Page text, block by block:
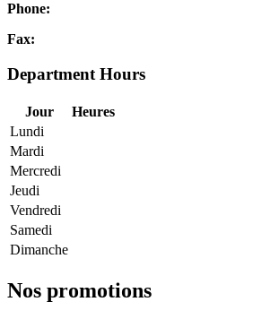
Phone:
Fax:
Department Hours
Jour
Heures
Lundi
Mardi
Mercredi
Jeudi
Vendredi
Samedi
Dimanche
Nos promotions